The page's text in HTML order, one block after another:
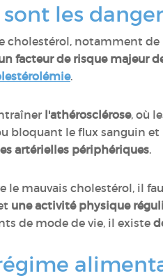
les
cholestérol, notamment
facteur de risque majeur
.
l'athérosclérose, où
bloquant le flux sanguin
artérielles périphériques.
le mauvais cholestérol, il
une activité physique
de mode de vie, il existe